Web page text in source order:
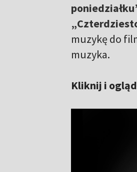
muzykę do
muzyka.
Kliknij i